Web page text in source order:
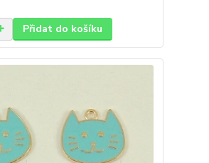
Přidat do košíku